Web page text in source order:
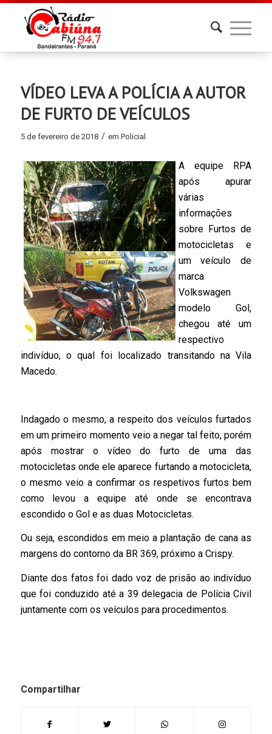
VÍDEO LEVA A POLÍCIA A AUTOR
DE FURTO DE VEÍCULOS
5 de fevereiro de 2018 / em Policial
A equipe RPA
após apurar
várias
informações
sobre Furtos de
motocicletas e
um veículo de
marca
Volkswagen
modelo Gol,
chegou até um
respectivo
indivíduo, o qual foi localizado transitando na Vila
Macedo.
Indagado o mesmo, a respeito dos veículos furtados
em um primeiro momento veio a negar tal feito, porém
após mostrar o vídeo do furto de uma das
motocicletas onde ele aparece furtando a motocicleta,
o mesmo veio a confirmar os respetivos furtos bem
como levou a equipe até onde se encontrava
escondido o Gol e as duas Motocicletas.
Ou seja, escondidos em meio a plantação de cana as
margens do contorno da BR 369, próximo a Crispy.
Diante dos fatos foi dado voz de prisão ao indivíduo
que foi conduzido até a 39 delegacia de Polícia Civil
juntamente com os veículos para procedimentos.
Compartilhar